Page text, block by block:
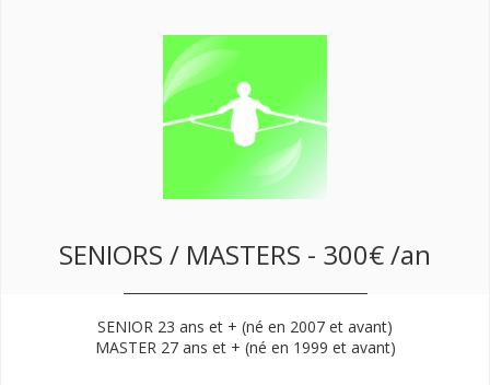
SENIORS / MASTERS - 300€ /an
SENIOR 23 ans et + (né en 2007 et avant)
MASTER 27 ans et + (né en 1999 et avant)